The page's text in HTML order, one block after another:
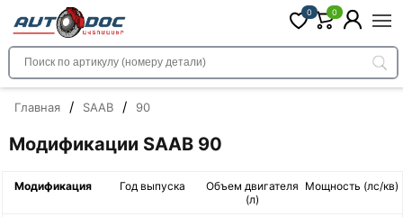
0 0
Главная / SAAB / 90
Модификации SAAB 90
Модификация Год выпуска
Объем двигателя
(л)
Мощность (лс/кв)